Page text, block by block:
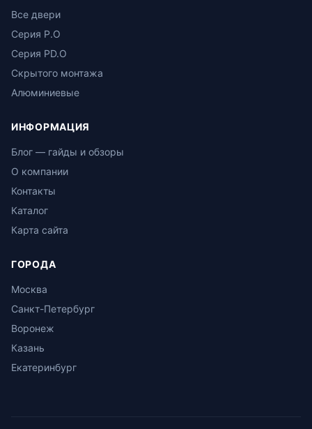
Все двери
Серия P.O
Серия PD.O
Скрытого монтажа
Алюминиевые
ИНФОРМАЦИЯ
Блог — гайды и обзоры
О компании
Контакты
Каталог
Карта сайта
ГОРОДА
Москва
Санкт-Петербург
Воронеж
Казань
Екатеринбург